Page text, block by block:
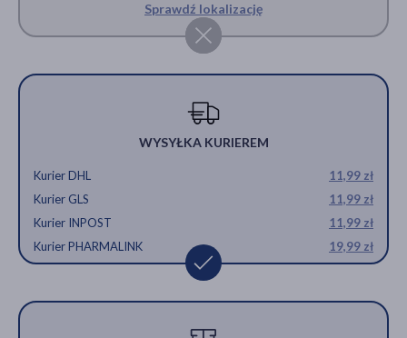
Sprawdź lokalizację
WYSYŁKA KURIEREM
Kurier DHL
11,99 zł
Kurier GLS
11,99 zł
Kurier INPOST
11,99 zł
Kurier PHARMALINK
19,99 zł